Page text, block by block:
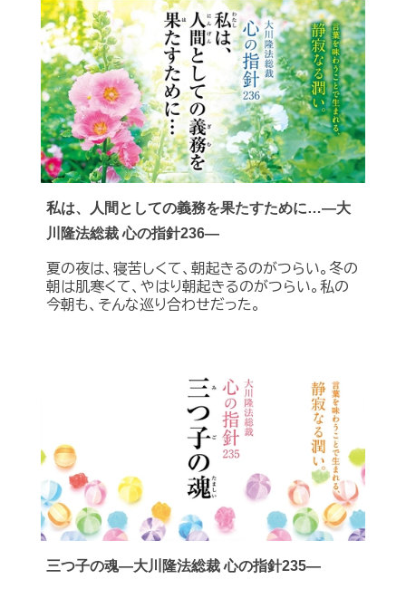
私は、人間としての義務を果たすために…―大
川隆法総裁 心の指針236―
夏の夜は、寝苦しくて、朝起きるのがつらい。冬の
朝は肌寒くて、やはり朝起きるのがつらい。私の
今朝も、そんな巡り合わせだった。
三つ子の魂―大川隆法総裁 心の指針235―